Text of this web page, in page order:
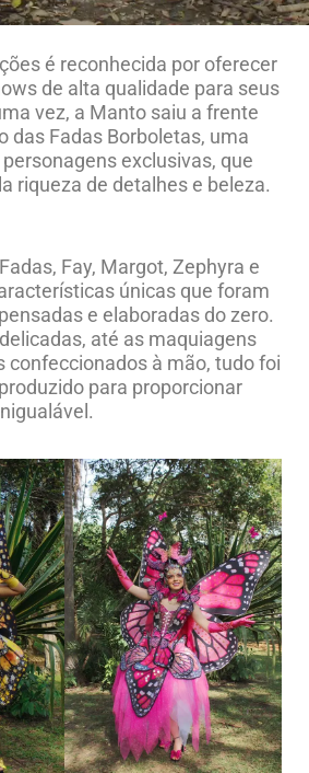
é reconhecida por oferecer
de alta qualidade para seus
vez, a Manto saiu a frente
das Fadas Borboletas, uma
exclusivas, que
riqueza de detalhes e beleza.
Fay, Margot, Zephyra e
únicas que foram
e elaboradas do zero.
até as maquiagens
confeccionados à mão, tudo foi
para proporcionar